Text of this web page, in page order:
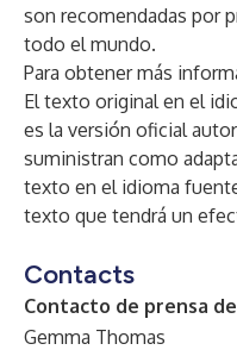
son recomendadas por
todo el mundo.
Para obtener más
El texto original en el
es la versión oficial
suministran como
texto en el idioma
texto que tendrá un
Contacts
Contacto de prensa
Gemma Thomas